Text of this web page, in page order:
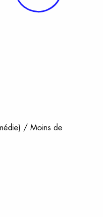
/ Moins de